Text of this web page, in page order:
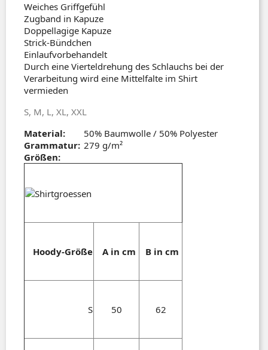
Weiches Griffgefühl
Zugband in Kapuze
Doppellagige Kapuze
Strick-Bündchen
Einlaufvorbehandelt
Durch eine Vierteldrehung des Schlauchs bei der
Verarbeitung wird eine Mittelfalte im Shirt
vermieden
S, M, L, XL, XXL
Material:
50% Baumwolle / 50% Polyester
Grammatur: 279 g/m²
Größen:
Hoody-Größe A in cm B in cm
S 50 62